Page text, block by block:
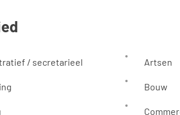
/ secretarieel Artsen
Bouw